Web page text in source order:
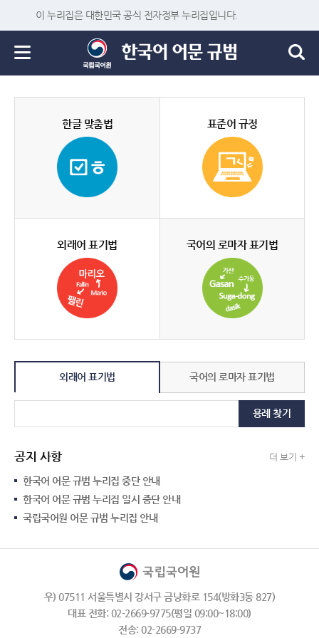
이 누리집은 대한민국 공식 전자정부 누리집입니다.
한글 맞춤법 표준어 규정
외래어 표기법 국어의 로마자 표기법
외래어 표기법 국어의 로마자 표기법
용례 찾기
공지 사항 더 보기 +
한국어 어문 규범 누리집 중단 안내
한국어 어문 규범 누리집 일시 중단 안내
국립국어원 어문 규범 누리집 안내
우) 07511 서울특별시 강서구 금낭화로 154(방화3동 827)
대표 전화: 02-2669-9775(평일 09:00~18:00)
전송: 02-2669-9737